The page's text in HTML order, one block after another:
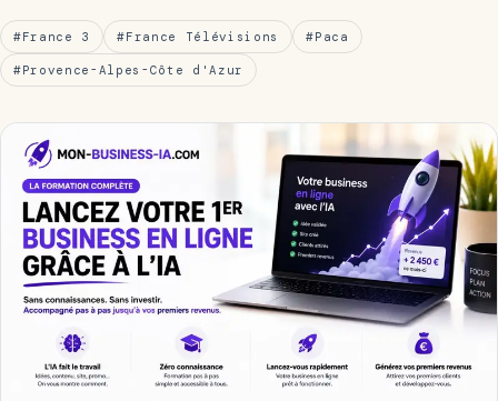
#France 3 #France Télévisions #Paca
#Provence-Alpes-Côte d'Azur